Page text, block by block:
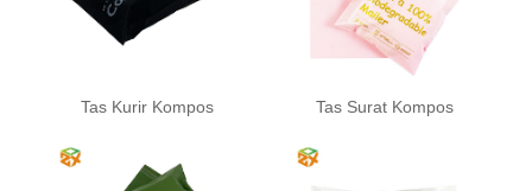
Tas Kurir Kompos Tas Surat Kompos